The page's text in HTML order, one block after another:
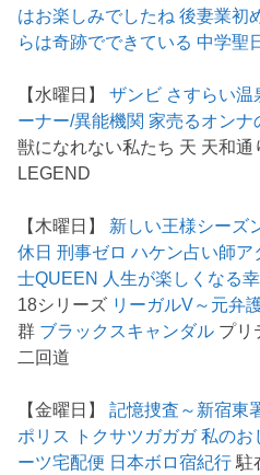
はお楽しみでしたね 後妻業初
らは奇跡でできている 中学聖
【水曜日】ザンビ さすらい温
ーナー/異能機関 家売るオンナ
獣になれない私たち 天 天和
LEGEND
【木曜日】 新しい王様シーズ
休日 刑事ゼロ ハケン占い師ア
士QUEEN 人生が楽しくなる
18シリーズ リーガルV～元弁
群 ブラックスキャンダル プリ
二回道
【金曜日】記憶捜査～新宿東
ポリス
トクサツガガガ 私のお
ーツ宅配便 日本ボロ宿紀行 駐